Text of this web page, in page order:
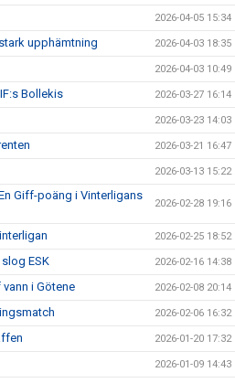
2026-04-05 15:34
upphämtning 2026-04-03 18:35
2026-04-03 10:49
Bollekis 2026-03-27 16:14
2026-03-23 14:03
2026-03-21 16:47
2026-03-13 15:22
Giff-poäng i Vinterligans
2026-02-28 19:16
2026-02-25 18:52
ESK 2026-02-16 14:38
i Götene 2026-02-08 20:14
2026-02-06 16:32
2026-01-20 17:32
2026-01-09 14:43